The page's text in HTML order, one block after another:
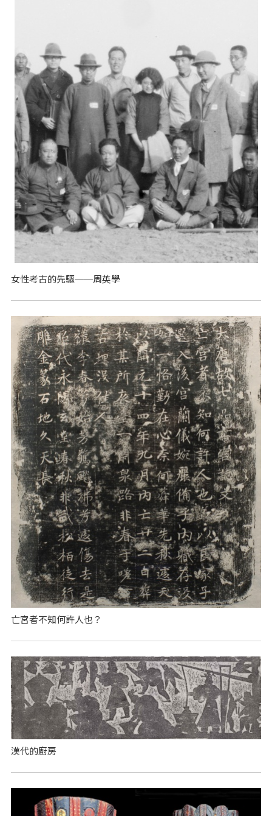
女性考古的先驅──周英學
亡宮者不知何許人也？
漢代的廚房